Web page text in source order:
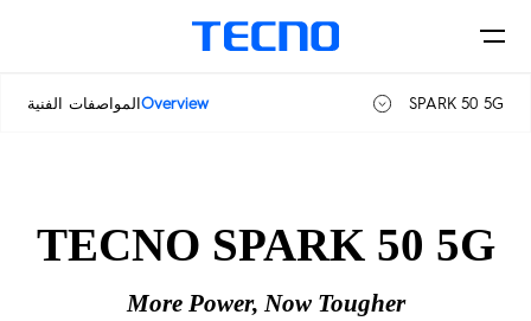
SPARK 50 5G
Overviewالمواصفات الفنية
TECNO SPARK 50 5G
More Power, Now Tougher